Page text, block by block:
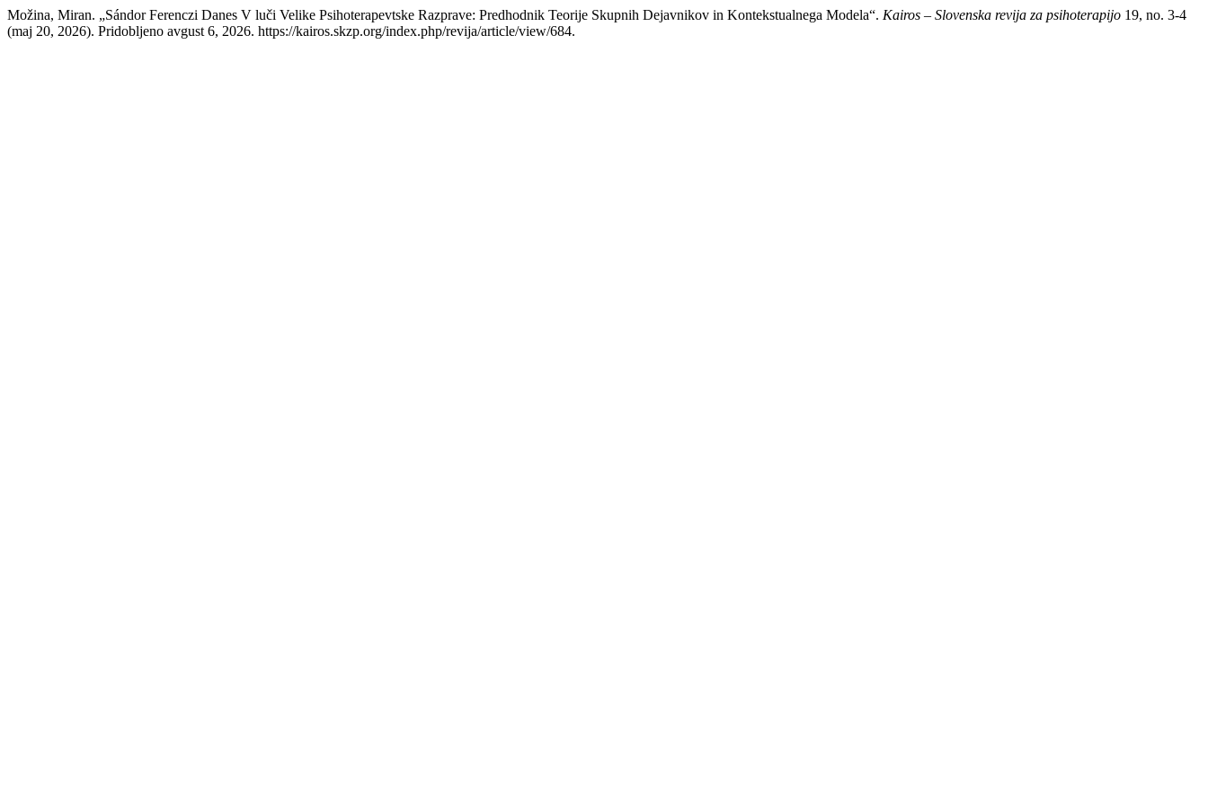
Možina, Miran. „Sándor Ferenczi Danes V luči Velike Psihoterapevtske Razprave: Predhodnik Teorije Skupnih Dejavnikov in Kontekstualnega Modela“. Kairos – Slovenska revija za psihoterapijo 19, no. 3-4
(maj 20, 2026). Pridobljeno avgust 6, 2026. https://kairos.skzp.org/index.php/revija/article/view/684.